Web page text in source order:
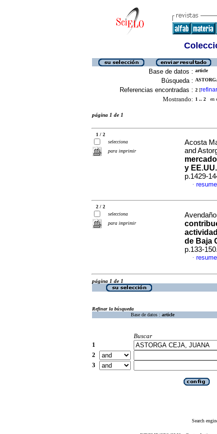
Base de datos : article
Búsqueda :
Referencias encontradas : 2 [refinar
Mostrando: 1 .. 2 en
página 1 de 1
1 / 2
selecciona
para imprimir
Acosta
and
y EE.UU.
p.1429-
·
2 / 2
selecciona
para imprimir
de Baja
p.133-
·
página 1 de 1
Refinar la búsqueda
Base de datos : article
Buscar
1
2
3
Search